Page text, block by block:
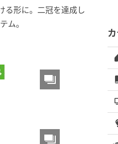
る形に。二冠を達成し
ム。